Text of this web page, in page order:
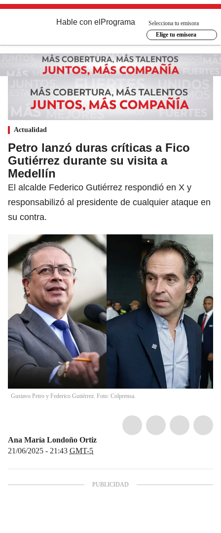
Hable con el Programa
Selecciona tu emisora
Elige tu emisora
Actualidad
Petro lanzó duras críticas a Fico
Gutiérrez durante su visita a
Medellín
El alcalde Federico Gutiérrez respondió en X y
responsabilizó al presidente de cualquier ataque en
su contra.
Gustavo Petro y Federico Gutiérrez. Foto: Colprensa.
Ana María Londoño Ortiz
21/06/2025 - 21:43 GMT-5